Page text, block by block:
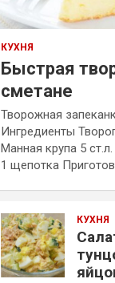
КУХНЯ
Быстрая
сметане
Творожная
Ингредиенты
Манная крупа 5
1 щепотка
КУХНЯ